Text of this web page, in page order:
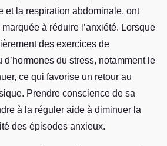
et la respiration abdominale, ont
à réduire l’anxiété. Lorsque
des exercices de
du stress, notamment le
ce qui favorise un retour au
Prendre conscience de sa
à la réguler aide à diminuer la
des épisodes anxieux.